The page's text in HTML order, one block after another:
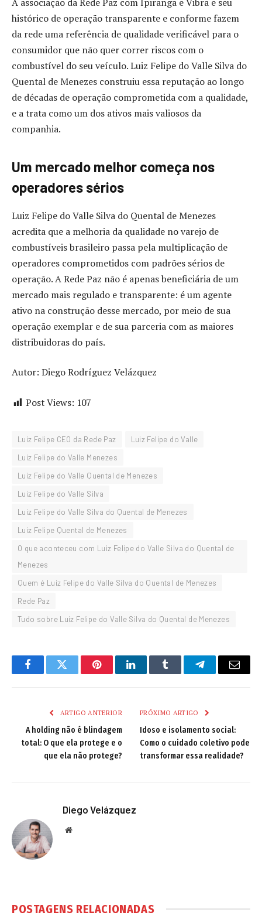
A associação da Rede Paz com Ipiranga e Vibra e seu
histórico de operação transparente e conforme fazem
da rede uma referência de qualidade verificável para o
consumidor que não quer correr riscos com o
combustível do seu veículo. Luiz Felipe do Valle Silva do
Quental de Menezes construiu essa reputação ao longo
de décadas de operação comprometida com a qualidade,
e a trata como um dos ativos mais valiosos da
companhia.
Um mercado melhor começa nos
operadores sérios
Luiz Felipe do Valle Silva do Quental de Menezes
acredita que a melhoria da qualidade no varejo de
combustíveis brasileiro passa pela multiplicação de
operadores comprometidos com padrões sérios de
operação. A Rede Paz não é apenas beneficiária de um
mercado mais regulado e transparente: é um agente
ativo na construção desse mercado, por meio de sua
operação exemplar e de sua parceria com as maiores
distribuidoras do país.
Autor: Diego Rodríguez Velázquez
Post Views: 107
Luiz Felipe CEO da Rede Paz
Luiz Felipe do Valle
Luiz Felipe do Valle Menezes
Luiz Felipe do Valle Quental de Menezes
Luiz Felipe do Valle Silva
Luiz Felipe do Valle Silva do Quental de Menezes
Luiz Felipe Quental de Menezes
O que aconteceu com Luiz Felipe do Valle Silva do Quental de
Menezes
Quem é Luiz Felipe do Valle Silva do Quental de Menezes
Rede Paz
Tudo sobre Luiz Felipe do Valle Silva do Quental de Menezes
FacebookTwitter PinterestLinkedInTumblr TelegramEmail
ARTIGO ANTERIOR
A holding não é blindagem
total: O que ela protege e o
que ela não protege?
PRÓXIMO ARTIGO
Idoso e isolamento social:
Como o cuidado coletivo pode
transformar essa realidade?
Diego Velázquez
Website
POSTAGENS RELACIONADAS